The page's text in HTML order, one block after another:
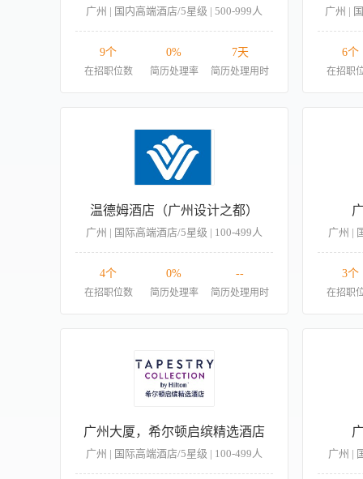
广州 | 国内高端酒店/5星级 | 500-999人
9个
在招职位数
0%
简历处理率
7天
简历处理用时
广州 |
6个
在招职
温德姆酒店（广州设计之都）
广州 | 国际高端酒店/5星级 | 100-499人
4个
在招职位数
0%
简历处理率
--
简历处理用时
广州 |
3个
在招职
广州大厦，希尔顿启缤精选酒店
广州 | 国际高端酒店/5星级 | 100-499人 广州 |